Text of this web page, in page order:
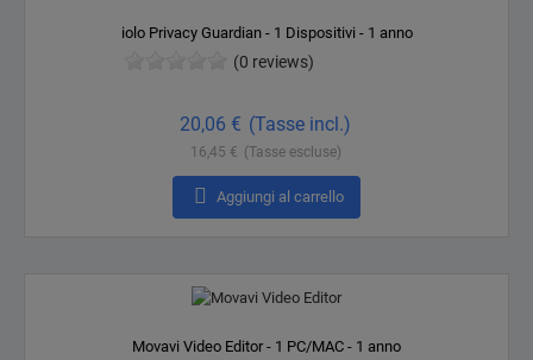
iolo Privacy Guardian - 1 Dispositivi - 1 anno
(0 reviews)
20,06 € (Tasse incl.)
16,45 € (Tasse escluse)
 Aggiungi al carrello
Movavi Video Editor - 1 PC/MAC - 1 anno